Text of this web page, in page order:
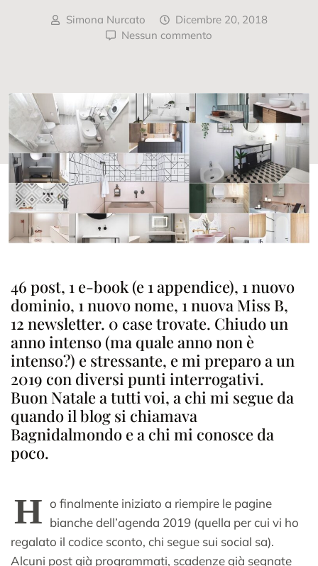
Simona Nurcato
Dicembre 20, 2018
Nessun commento
46 post, 1 e-book (e 1 appendice), 1 nuovo
dominio, 1 nuovo nome, 1 nuova Miss B,
12 newsletter. 0 case trovate. Chiudo un
anno intenso (ma quale anno non è
intenso?) e stressante, e mi preparo a un
2019 con diversi punti interrogativi.
Buon Natale a tutti voi, a chi mi segue da
quando il blog si chiamava
Bagnidalmondo e a chi mi conosce da
poco.
H o finalmente iniziato a riempire le pagine
bianche dell’agenda 2019 (quella per cui vi ho
regalato il codice sconto, chi segue sui social sa).
Alcuni post già programmati, scadenze già segnate